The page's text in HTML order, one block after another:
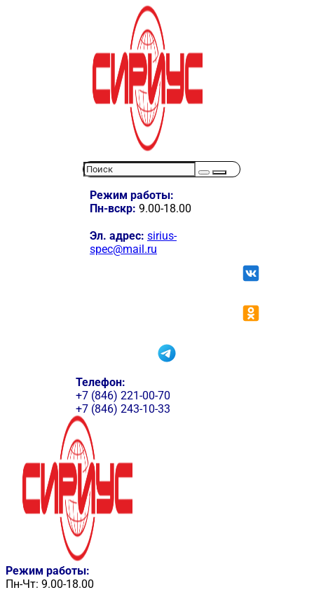
Режим работы:
Пн-вскр: 9.00-18.00
Эл. адрес: sirius-
spec@mail.ru
Телефон:
+7 (846) 221-00-70
+7 (846) 243-10-33
Режим работы:
Пн-Чт: 9.00-18.00